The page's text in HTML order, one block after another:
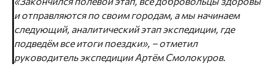
и отправляются по своим городам, а мы начинаем
следующий, аналитический этап экспедиции, где
подведём все итоги поездки», – отметил
руководитель экспедиции Артём Смолокуров.